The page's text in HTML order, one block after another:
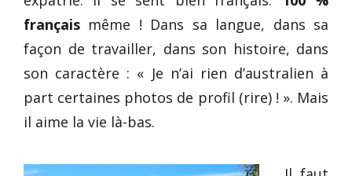
français même ! Dans sa langue, dans sa
façon de travailler, dans son histoire, dans
son caractère : « Je n’ai rien d’australien à
part certaines photos de profil (rire) ! ». Mais
il aime la vie là-bas.